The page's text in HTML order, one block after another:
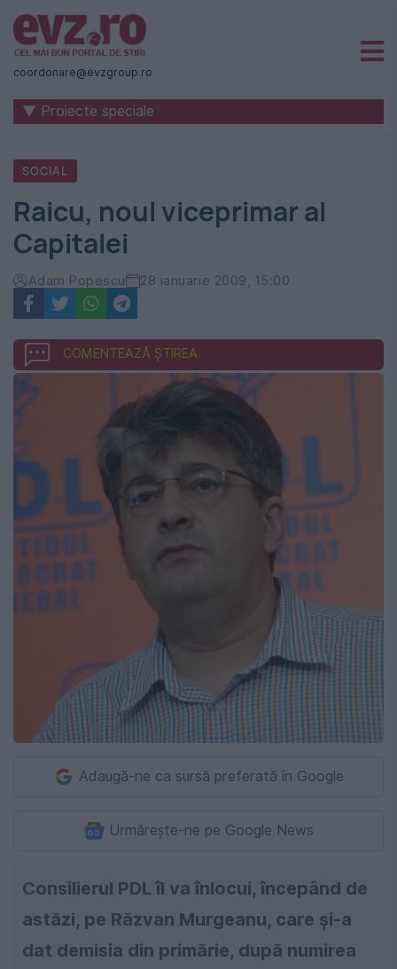
Știri
naționale
internaționale
România
-
Evenimentul
Zilei
coordonare@evzgroup.ro
▼ Proiecte speciale
SOCIAL
Raicu, noul viceprimar al
Capitalei
Adam Popescu 28 ianuarie 2009, 15:00
COMENTEAZĂ ȘTIREA
Adaugă-ne ca sursă preferată în Google
Urmărește-ne pe Google News
Consilierul PDL îl va înlocui, începând de
astăzi, pe Răzvan Murgeanu, care şi-a
dat demisia din primărie, după numirea